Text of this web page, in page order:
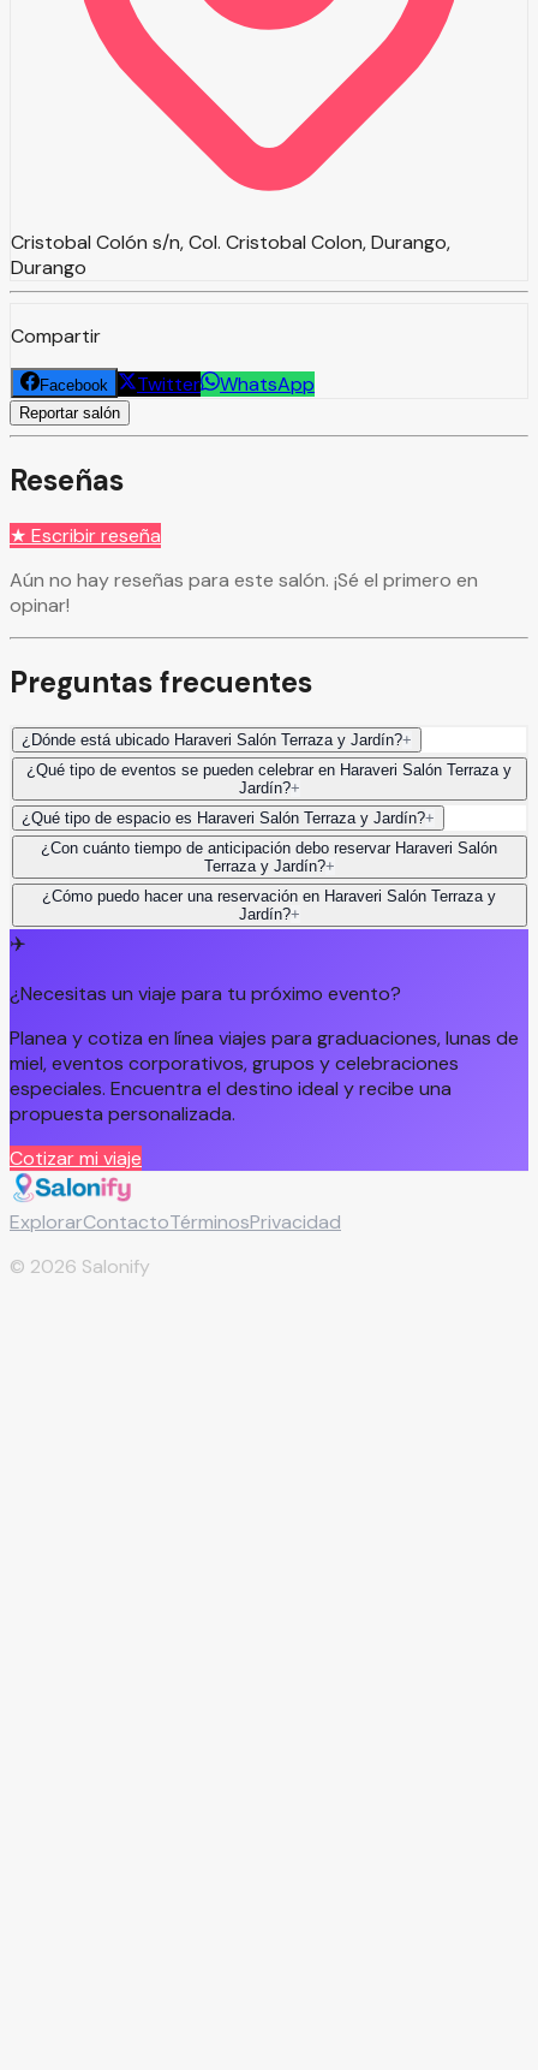
Cristobal Colón s/n, Col. Cristobal Colon, Durango,
Durango
Compartir
Facebook Twitter WhatsApp
Reportar salón
Reseñas
★ Escribir reseña
Aún no hay reseñas para este salón. ¡Sé el primero en
opinar!
Preguntas frecuentes
¿Dónde está ubicado Haraveri Salón Terraza y Jardín?+
¿Qué tipo de eventos se pueden celebrar en Haraveri Salón Terraza y
Jardín?+
¿Qué tipo de espacio es Haraveri Salón Terraza y Jardín?+
¿Con cuánto tiempo de anticipación debo reservar Haraveri Salón
Terraza y Jardín?+
¿Cómo puedo hacer una reservación en Haraveri Salón Terraza y
Jardín?+
✈️
¿Necesitas un viaje para tu próximo evento?
Planea y cotiza en línea viajes para graduaciones, lunas de
miel, eventos corporativos, grupos y celebraciones
especiales. Encuentra el destino ideal y recibe una
propuesta personalizada.
Cotizar mi viaje
ExplorarContactoTérminosPrivacidad
© 2026 Salonify